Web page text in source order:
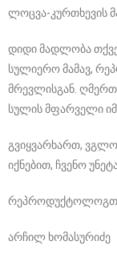
ლოცვა-კურთხევის
დიდი მადლობა
სულიერო მამავ,
მრევლისგან.
სულის მფარველი
გვიყვარხართ,
იქნებით, ჩვენო
არჩილ ხომასურიძე